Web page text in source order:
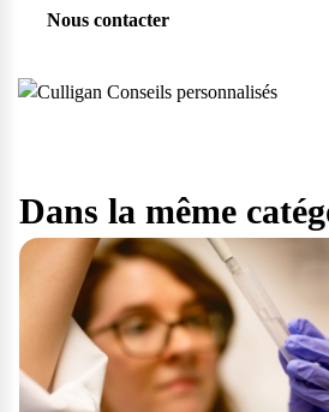
Nous contacter
Dans la même